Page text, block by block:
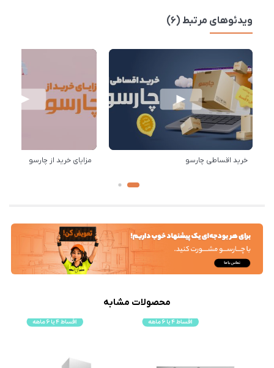
ویدئوهای مرتبط (6)
خرید اقساطی چارسو مزایای خرید از چارسو
محصولات مشابه